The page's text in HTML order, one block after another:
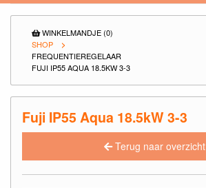
WINKELMANDJE (0)
SHOP
FREQUENTIEREGELAAR
FUJI IP55 AQUA 18.5KW 3-3
Fuji IP55 Aqua 18.5kW 3-3
Terug naar overzicht